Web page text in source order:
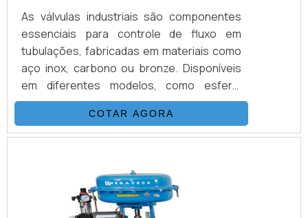
As válvulas industriais são componentes
essenciais para controle de fluxo em
tubulações, fabricadas em materiais como
aço inox, carbono ou bronze. Disponíveis
em diferentes modelos, como esfera,
gaveta e globo, garantem vedação
eficiente e operação precisa em sistemas
hidráulicos, pneumáticos e industriais.As
essenciais para controle de fluxo em
tubulações, fabricadas em materiais como
aço inox, carbono ou bronze. Disponíveis
COTAR AGORA